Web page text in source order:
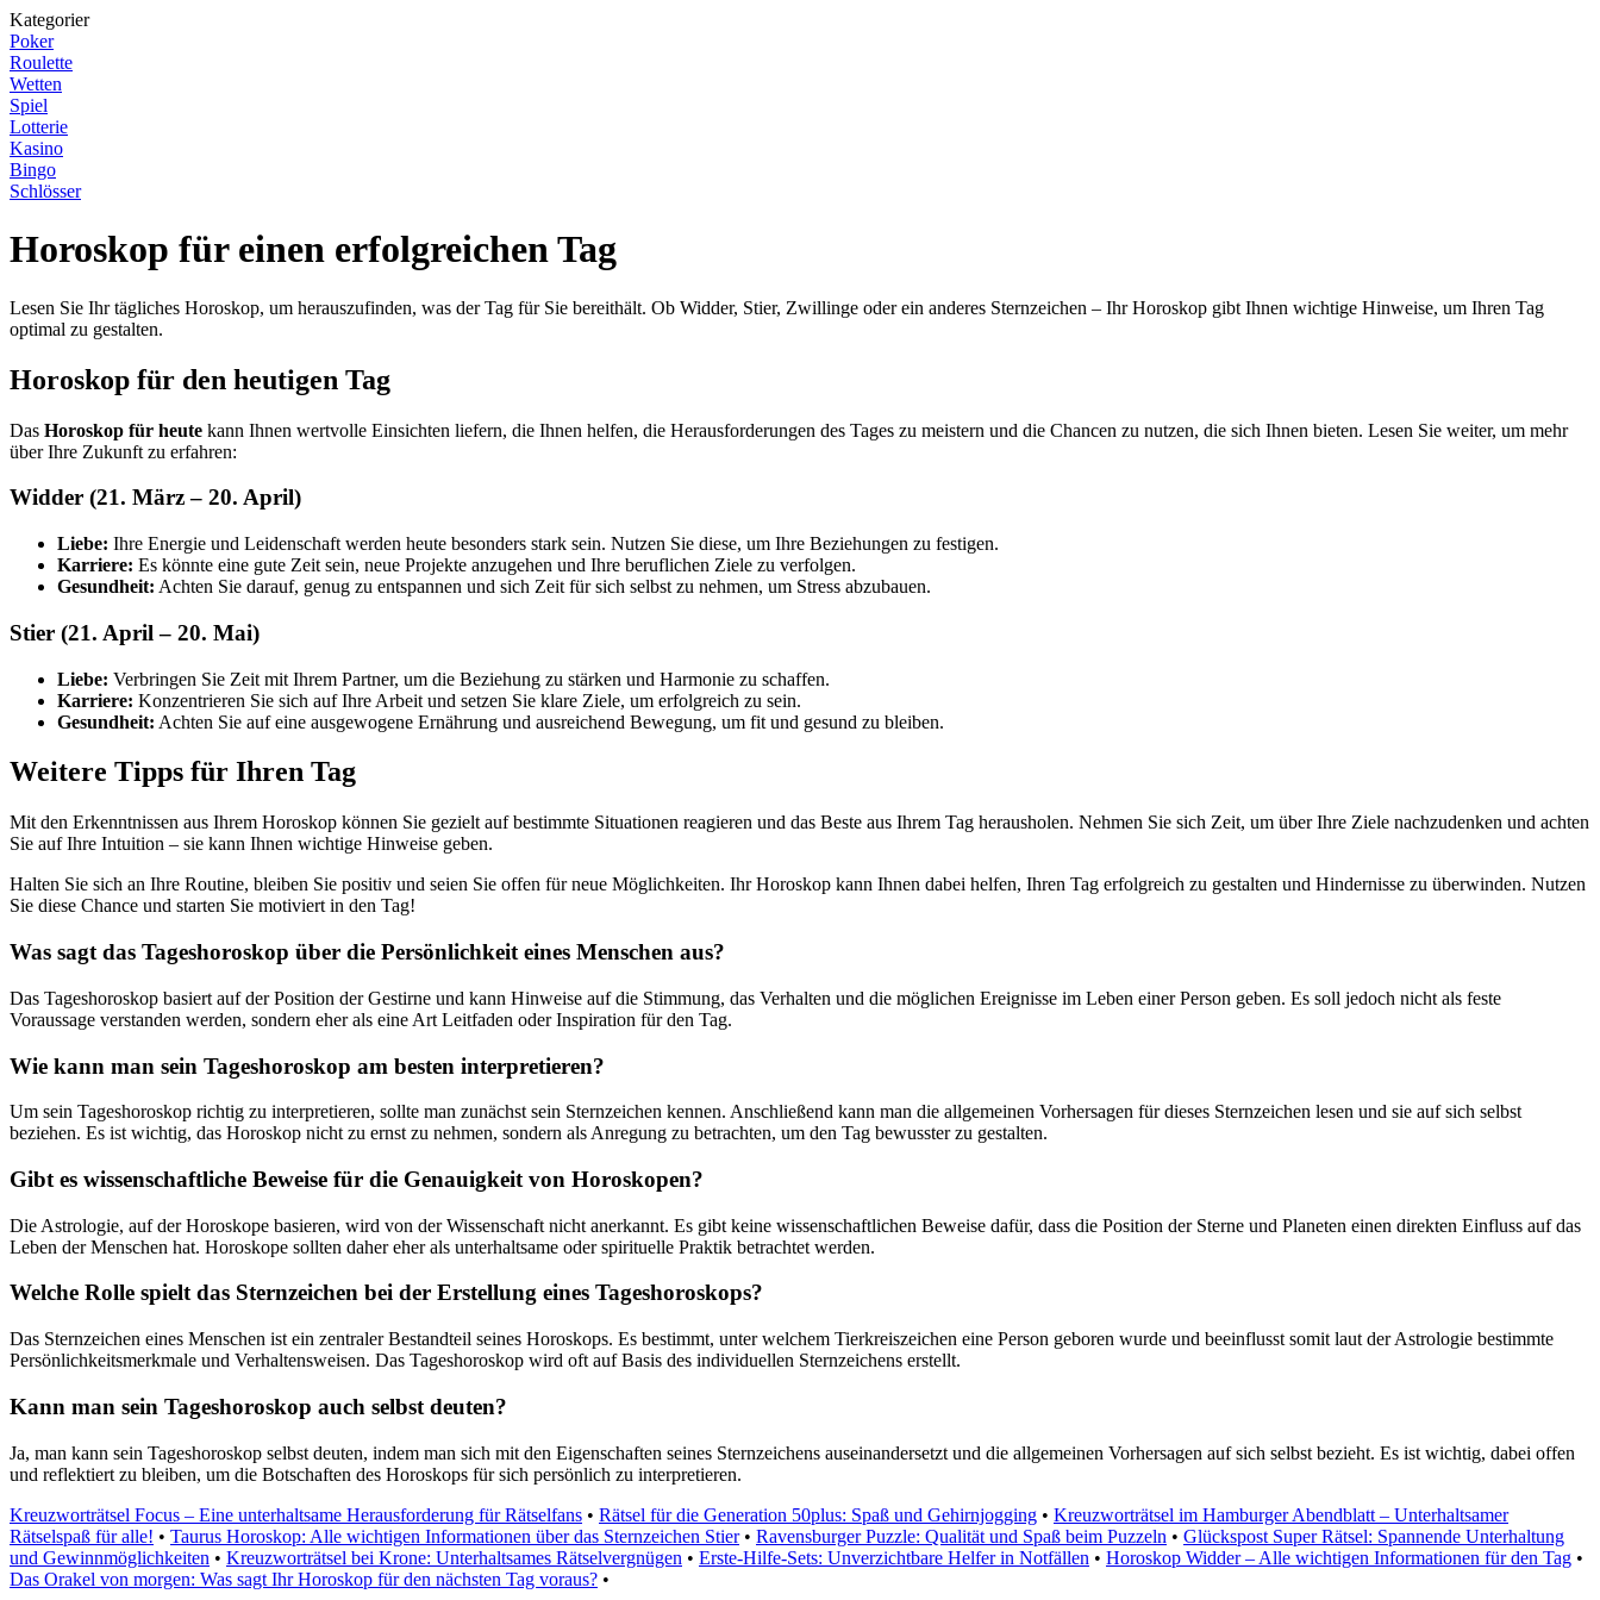
Kategorier
Poker
Roulette
Wetten
Spiel
Lotterie
Kasino
Bingo
Schlösser
Horoskop für einen erfolgreichen Tag
Lesen Sie Ihr tägliches Horoskop, um herauszufinden, was der Tag für Sie bereithält. Ob Widder, Stier, Zwillinge oder ein anderes Sternzeichen – Ihr Horoskop gibt Ihnen wichtige Hinweise, um Ihren Tag
optimal zu gestalten.
Horoskop für den heutigen Tag
Das Horoskop für heute kann Ihnen wertvolle Einsichten liefern, die Ihnen helfen, die Herausforderungen des Tages zu meistern und die Chancen zu nutzen, die sich Ihnen bieten. Lesen Sie weiter, um mehr
über Ihre Zukunft zu erfahren:
Widder (21. März – 20. April)
Liebe: Ihre Energie und Leidenschaft werden heute besonders stark sein. Nutzen Sie diese, um Ihre Beziehungen zu festigen.
Karriere: Es könnte eine gute Zeit sein, neue Projekte anzugehen und Ihre beruflichen Ziele zu verfolgen.
Gesundheit: Achten Sie darauf, genug zu entspannen und sich Zeit für sich selbst zu nehmen, um Stress abzubauen.
Stier (21. April – 20. Mai)
Liebe: Verbringen Sie Zeit mit Ihrem Partner, um die Beziehung zu stärken und Harmonie zu schaffen.
Karriere: Konzentrieren Sie sich auf Ihre Arbeit und setzen Sie klare Ziele, um erfolgreich zu sein.
Gesundheit: Achten Sie auf eine ausgewogene Ernährung und ausreichend Bewegung, um fit und gesund zu bleiben.
Weitere Tipps für Ihren Tag
Mit den Erkenntnissen aus Ihrem Horoskop können Sie gezielt auf bestimmte Situationen reagieren und das Beste aus Ihrem Tag herausholen. Nehmen Sie sich Zeit, um über Ihre Ziele nachzudenken und achten
Sie auf Ihre Intuition – sie kann Ihnen wichtige Hinweise geben.
Halten Sie sich an Ihre Routine, bleiben Sie positiv und seien Sie offen für neue Möglichkeiten. Ihr Horoskop kann Ihnen dabei helfen, Ihren Tag erfolgreich zu gestalten und Hindernisse zu überwinden. Nutzen
Sie diese Chance und starten Sie motiviert in den Tag!
Was sagt das Tageshoroskop über die Persönlichkeit eines Menschen aus?
Das Tageshoroskop basiert auf der Position der Gestirne und kann Hinweise auf die Stimmung, das Verhalten und die möglichen Ereignisse im Leben einer Person geben. Es soll jedoch nicht als feste
Voraussage verstanden werden, sondern eher als eine Art Leitfaden oder Inspiration für den Tag.
Wie kann man sein Tageshoroskop am besten interpretieren?
Um sein Tageshoroskop richtig zu interpretieren, sollte man zunächst sein Sternzeichen kennen. Anschließend kann man die allgemeinen Vorhersagen für dieses Sternzeichen lesen und sie auf sich selbst
beziehen. Es ist wichtig, das Horoskop nicht zu ernst zu nehmen, sondern als Anregung zu betrachten, um den Tag bewusster zu gestalten.
Gibt es wissenschaftliche Beweise für die Genauigkeit von Horoskopen?
Die Astrologie, auf der Horoskope basieren, wird von der Wissenschaft nicht anerkannt. Es gibt keine wissenschaftlichen Beweise dafür, dass die Position der Sterne und Planeten einen direkten Einfluss auf das
Leben der Menschen hat. Horoskope sollten daher eher als unterhaltsame oder spirituelle Praktik betrachtet werden.
Welche Rolle spielt das Sternzeichen bei der Erstellung eines Tageshoroskops?
Das Sternzeichen eines Menschen ist ein zentraler Bestandteil seines Horoskops. Es bestimmt, unter welchem Tierkreiszeichen eine Person geboren wurde und beeinflusst somit laut der Astrologie bestimmte
Persönlichkeitsmerkmale und Verhaltensweisen. Das Tageshoroskop wird oft auf Basis des individuellen Sternzeichens erstellt.
Kann man sein Tageshoroskop auch selbst deuten?
Ja, man kann sein Tageshoroskop selbst deuten, indem man sich mit den Eigenschaften seines Sternzeichens auseinandersetzt und die allgemeinen Vorhersagen auf sich selbst bezieht. Es ist wichtig, dabei offen
und reflektiert zu bleiben, um die Botschaften des Horoskops für sich persönlich zu interpretieren.
Kreuzworträtsel Focus – Eine unterhaltsame Herausforderung für Rätselfans • Rätsel für die Generation 50plus: Spaß und Gehirnjogging • Kreuzworträtsel im Hamburger Abendblatt – Unterhaltsamer
Rätselspaß für alle! • Taurus Horoskop: Alle wichtigen Informationen über das Sternzeichen Stier• Ravensburger Puzzle: Qualität und Spaß beim Puzzeln • Glückspost Super Rätsel: Spannende Unterhaltung
und Gewinnmöglichkeiten • Kreuzworträtsel bei Krone: Unterhaltsames Rätselvergnügen • Erste-Hilfe-Sets: Unverzichtbare Helfer in Notfällen • Horoskop Widder – Alle wichtigen Informationen für den Tag •
Das Orakel von morgen: Was sagt Ihr Horoskop für den nächsten Tag voraus? •